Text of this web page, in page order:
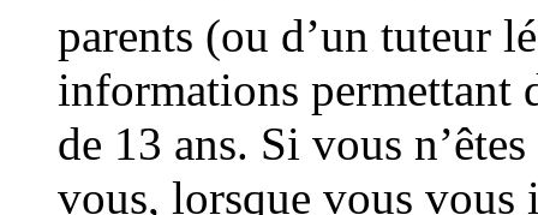
parents (ou d’un tuteur
informations permettant
de 13 ans. Si vous
vous, lorsque vous vous